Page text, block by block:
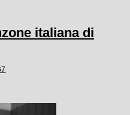
italiana di